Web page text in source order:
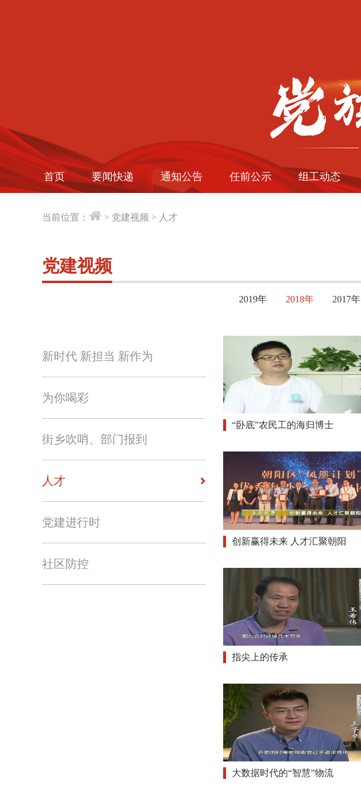
首页 要闻快递 通知公告 任前公示 组工动态
当前位置： > 党建视频 > 人才
党建视频
2019年 2018年 2017年
新时代 新担当 新作为
为你喝彩
街乡吹哨、部门报到
人才
党建进行时
社区防控
“卧底”农民工的海归博士
创新赢得未来 人才汇聚朝阳
指尖上的传承
大数据时代的“智慧”物流